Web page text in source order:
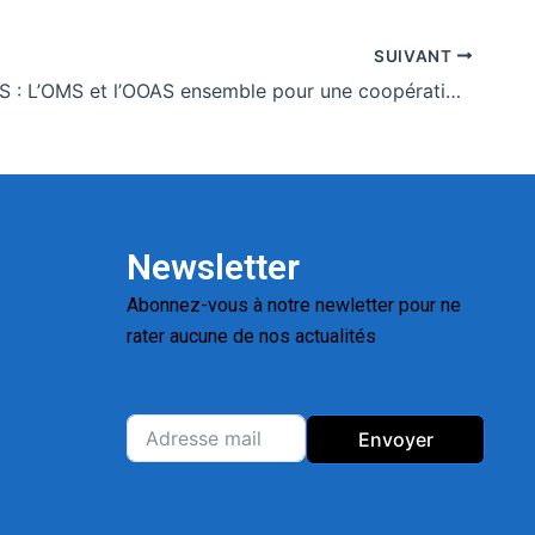
SUIVANT
79ème AMS : L’OMS et l’OOAS ensemble pour une coopération sanitaire régionale soutenue
Newsletter
Abonnez-vous à notre newletter pour ne
rater aucune de nos actualités
Envoyer